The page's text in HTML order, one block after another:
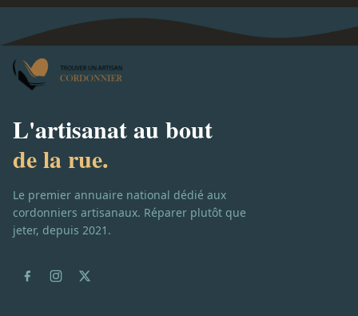
L'artisanat au bout
de la rue.
Le premier annuaire national dédié aux
cordonniers artisanaux. Réparer plutôt que
jeter, depuis 2021.